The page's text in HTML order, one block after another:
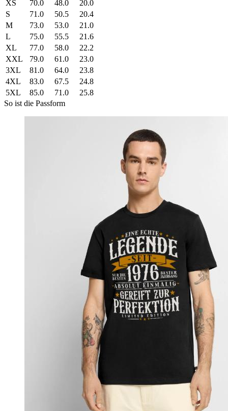
XS 70.0 48.0
20.0
S
71.0 50.5
20.4
M
73.0 53.0
21.0
L
75.0 55.5
21.6
XL
77.0 58.0
22.2
XXL
79.0 61.0
23.0
3XL
81.0 64.0
23.8
4XL
83.0 67.5
24.8
5XL
85.0 71.0
25.8
So ist die Passform